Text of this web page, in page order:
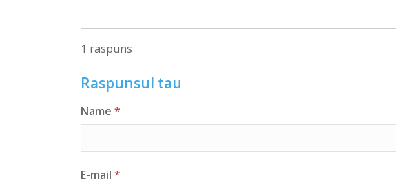
1 raspuns
Raspunsul tau
Name *
E-mail *